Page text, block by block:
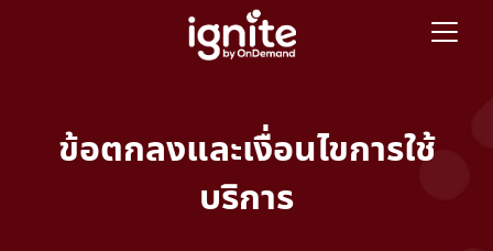
ข้อตกลงและเงื่อนไขการใช้
บริการ